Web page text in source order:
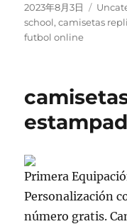
Publicado
el
2023年8月3日
school,camisetas
futbol online
Primera
Personalización
número gratis.